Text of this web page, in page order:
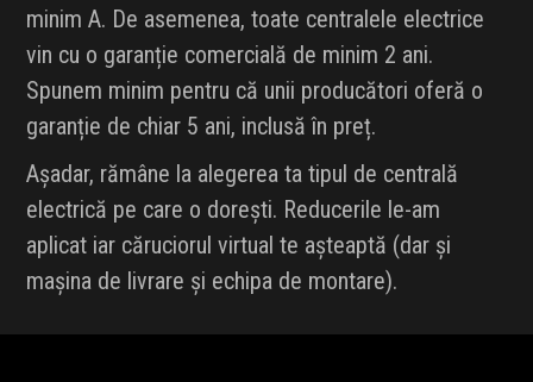
minim A. De asemenea, toate centralele electrice
vin cu o garanție comercială de minim 2 ani.
Spunem minim pentru că unii producători oferă o
garanție de chiar 5 ani, inclusă în preț.
Așadar, rămâne la alegerea ta tipul de centrală
electrică pe care o dorești. Reducerile le-am
aplicat iar căruciorul virtual te așteaptă (dar și
mașina de livrare și echipa de montare).